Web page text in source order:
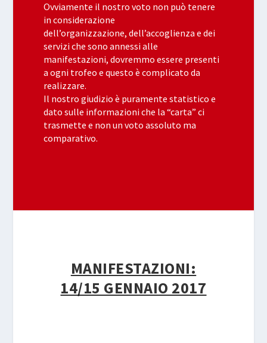
Ovviamente il nostro voto non può tenere
in considerazione
dell’organizzazione, dell’accoglienza e dei
servizi che sono annessi alle
manifestazioni, dovremmo essere presenti
a ogni trofeo e questo è complicato da
realizzare.
Il nostro giudizio è puramente statistico e
dato sulle informazioni che la “carta” ci
trasmette e non un voto assoluto ma
comparativo.
MANIFESTAZIONI:
14/15 GENNAIO 2017